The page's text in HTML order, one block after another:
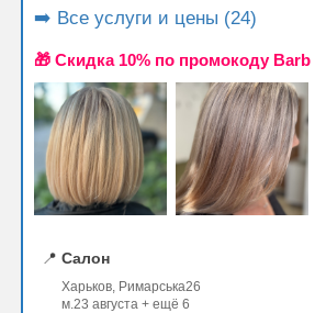
➡️ Все услуги и цены (24)
🎁 Cкидка 10% по промокоду Barb
📍 Салон
Харьков, Римарська26
м.23 августа + ещё 6